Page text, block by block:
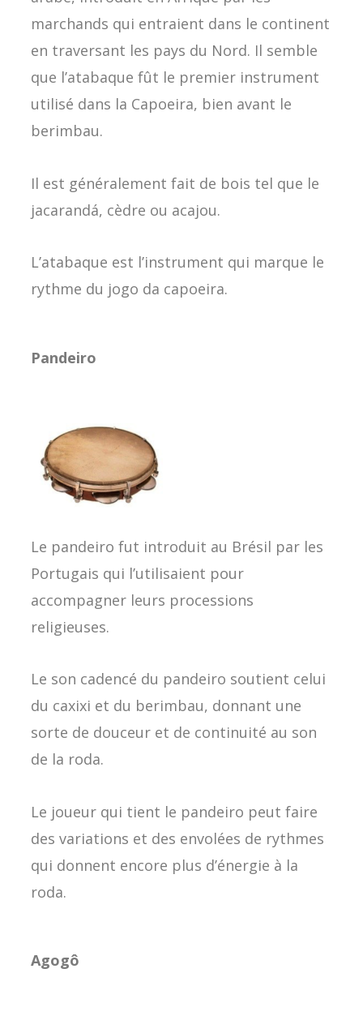
marchands qui entraient dans le continent
en traversant les pays du Nord. Il semble
que l’atabaque fût le premier instrument
utilisé dans la Capoeira, bien avant le
berimbau.
Il est généralement fait de bois tel que le
jacarandá, cèdre ou acajou.
L’atabaque est l’instrument qui marque le
rythme du jogo da capoeira.
Pandeiro
Le pandeiro fut introduit au Brésil par les
Portugais qui l’utilisaient pour
accompagner leurs processions
religieuses.
Le son cadencé du pandeiro soutient celui
du caxixi et du berimbau, donnant une
sorte de douceur et de continuité au son
de la roda.
Le joueur qui tient le pandeiro peut faire
des variations et des envolées de rythmes
qui donnent encore plus d’énergie à la
roda.
Agogô